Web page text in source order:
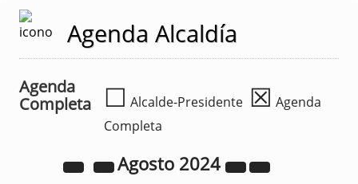
Agenda Alcaldía
Agenda
Completa
☐ Alcalde-Presidente ☒ Agenda
Completa
Agosto 2024